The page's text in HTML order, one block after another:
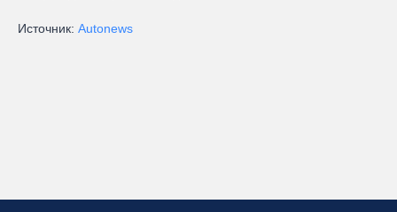
Источник: Autonews